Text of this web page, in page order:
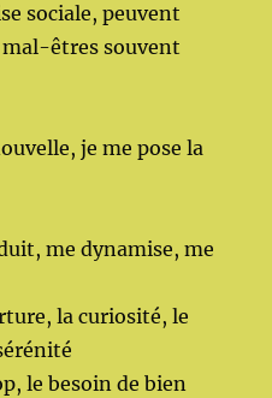
sociale, peuvent
mal-êtres souvent
je me pose la
me dynamise, me
la curiosité, le
le besoin de bien